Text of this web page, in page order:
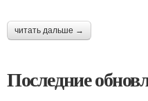
читать дальше →
Последние